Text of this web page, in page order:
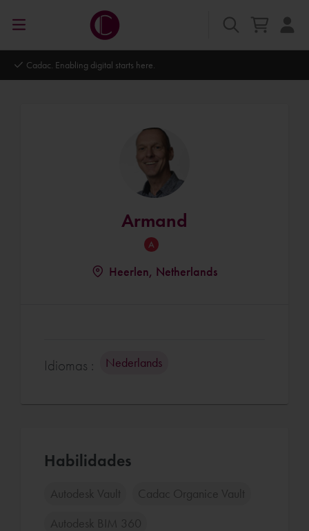
Cadac. Enabling digital starts here.
Armand
Heerlen, Netherlands
Idiomas : Nederlands
Habilidades
Autodesk Vault Cadac Organice Vault
Autodesk BIM 360